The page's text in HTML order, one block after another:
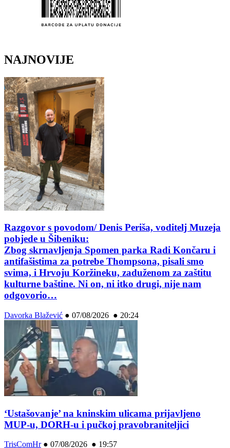
NAJNOVIJE
Razgovor s povodom/ Denis Periša, voditelj Muzeja
pobjede u Šibeniku:
Zbog skrnavljenja Spomen parka Radi Končaru i
antifašistima za potrebe Thompsona, pisali smo
svima, i Hrvoju Koržineku, zaduženom za zaštitu
kulturne baštine. Ni on, ni itko drugi, nije nam
odgovorio…
Davorka Blažević ● 07/08/2026 ● 20:24
‘Ustašovanje’ na kninskim ulicama prijavljeno
MUP-u, DORH-u i pučkoj pravobraniteljici
TrisComHr● 07/08/2026 ● 19:57